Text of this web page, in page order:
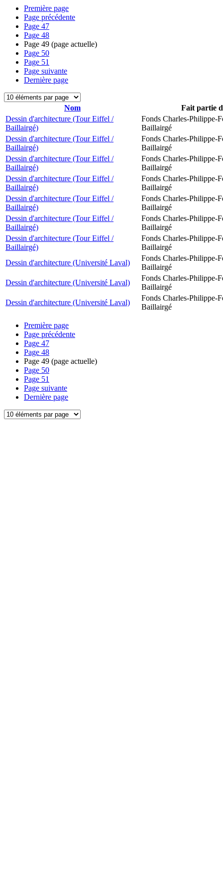
Première page
Page précédente
Page 47
Page 48
Page 49 (page actuelle)
Page 50
Page 51
Page suivante
Dernière page
Nom
Fait partie
Dessin d'architecture (Tour Eiffel /
Baillairgé)
Fonds Charles-Philippe-
Baillairgé
Dessin d'architecture (Tour Eiffel /
Baillairgé)
Fonds Charles-Philippe-
Baillairgé
Dessin d'architecture (Tour Eiffel /
Baillairgé)
Fonds Charles-Philippe-
Baillairgé
Dessin d'architecture (Tour Eiffel /
Baillairgé)
Fonds Charles-Philippe-
Baillairgé
Dessin d'architecture (Tour Eiffel /
Baillairgé)
Fonds Charles-Philippe-
Baillairgé
Dessin d'architecture (Tour Eiffel /
Baillairgé)
Fonds Charles-Philippe-
Baillairgé
Dessin d'architecture (Tour Eiffel /
Baillairgé)
Fonds Charles-Philippe-
Baillairgé
Dessin d'architecture (Université Laval)
Fonds Charles-Philippe-
Baillairgé
Dessin d'architecture (Université Laval)
Fonds Charles-Philippe-
Baillairgé
Dessin d'architecture (Université Laval)
Fonds Charles-Philippe-
Baillairgé
Première page
Page précédente
Page 47
Page 48
Page 49 (page actuelle)
Page 50
Page 51
Page suivante
Dernière page